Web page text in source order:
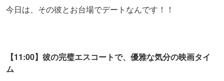
今日は、その彼とお台場でデートなんです！！
【11:00】彼の完璧エスコートで、優雅な気分の映画タイ
ム